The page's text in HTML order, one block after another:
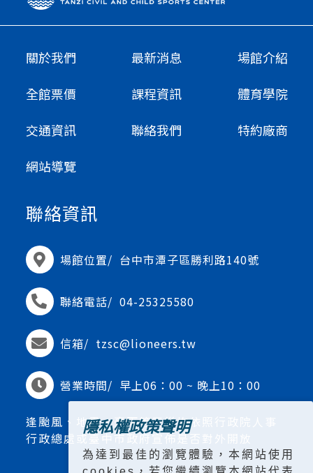
隱私權政策聲明
為達到最佳的瀏覽體驗，本網站使用
關於我們 最新消息
場館介紹
全館票價
課程資訊
體育學院
交通資訊
聯絡我們
特約廠商
網站導覽
聯絡資訊
場館位置/ 台中市潭子區勝利路140號
聯絡電話/ 04-25325580
信箱/ tzsc@lioneers.tw
營業時間/ 早上06：00 ~ 晚上10：00
逢颱風、地震、豪雨等天災均依照行政院人事
行政總處或臺中市政府宣佈是否對外開放